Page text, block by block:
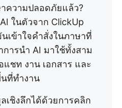
ความปลอดภัยแล้ว?
ในตัวจาก ClickUp
เข้าใจคำสั่งในภาษาที่
ารนำ AI มาใช้ทั้งสาม
ชท งาน เอกสาร และ
ที่ทำงาน
ชิงลึกได้ด้วยการคลิก